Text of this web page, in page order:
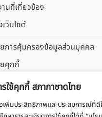
ใช้คุกกี้ สภากาชาดไทย
เพิ่มประสิทธิภาพและประสบการณ์ที่ดี
นที่เกี่ยวข้อง
ว็บไซต์
การคุ้มครองข้อมูลส่วนบุคคล
คุกกี้
การใช้งาน
รรักษาความมั่นคงปลอดภัยข้อ